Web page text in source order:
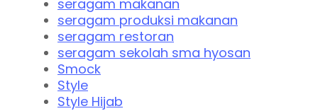
seragam makanan
seragam produksi makanan
seragam restoran
seragam sekolah sma hyosan
Smock
Style
Style Hijab